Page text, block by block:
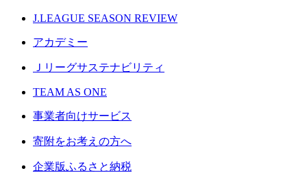
J.LEAGUE SEASON REVIEW
アカデミー
Ｊリーグサステナビリティ
TEAM AS ONE
事業者向けサービス
寄附をお考えの方へ
企業版ふるさと納税